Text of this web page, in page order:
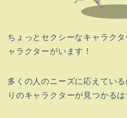
ちょっとセクシーなキャラク
ャラクターがいます！
多くの人のニーズに応えてい
りのキャラクターが見つかるは